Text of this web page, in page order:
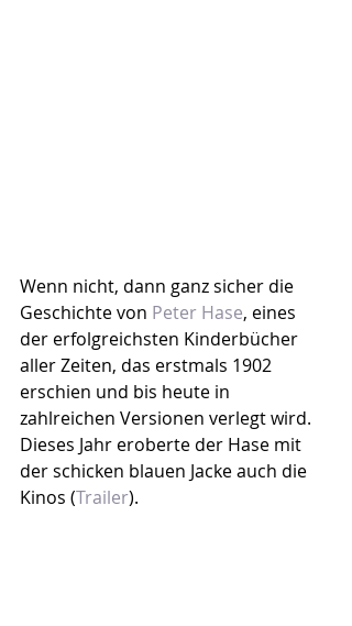
Wenn nicht, dann ganz sicher die
Geschichte von Peter Hase, eines
der erfolgreichsten Kinderbücher
aller Zeiten, das erstmals 1902
erschien und bis heute in
zahlreichen Versionen verlegt wird.
Dieses Jahr eroberte der Hase mit
der schicken blauen Jacke auch die
Kinos (Trailer).